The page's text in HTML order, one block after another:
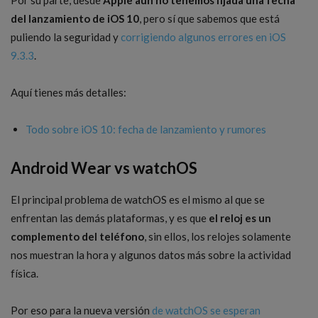
del lanzamiento de iOS 10, pero sí que sabemos que está
puliendo la seguridad y corrigiendo algunos errores en iOS
9.3.3.
Aquí tienes más detalles:
Todo sobre iOS 10: fecha de lanzamiento y rumores
Android Wear vs watchOS
El principal problema de watchOS es el mismo al que se
enfrentan las demás plataformas, y es que el reloj es un
complemento del teléfono, sin ellos, los relojes solamente
nos muestran la hora y algunos datos más sobre la actividad
física.
Por eso para la nueva versión de watchOS se esperan